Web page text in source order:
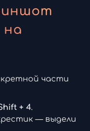
на
части
+ 4.
— выдели